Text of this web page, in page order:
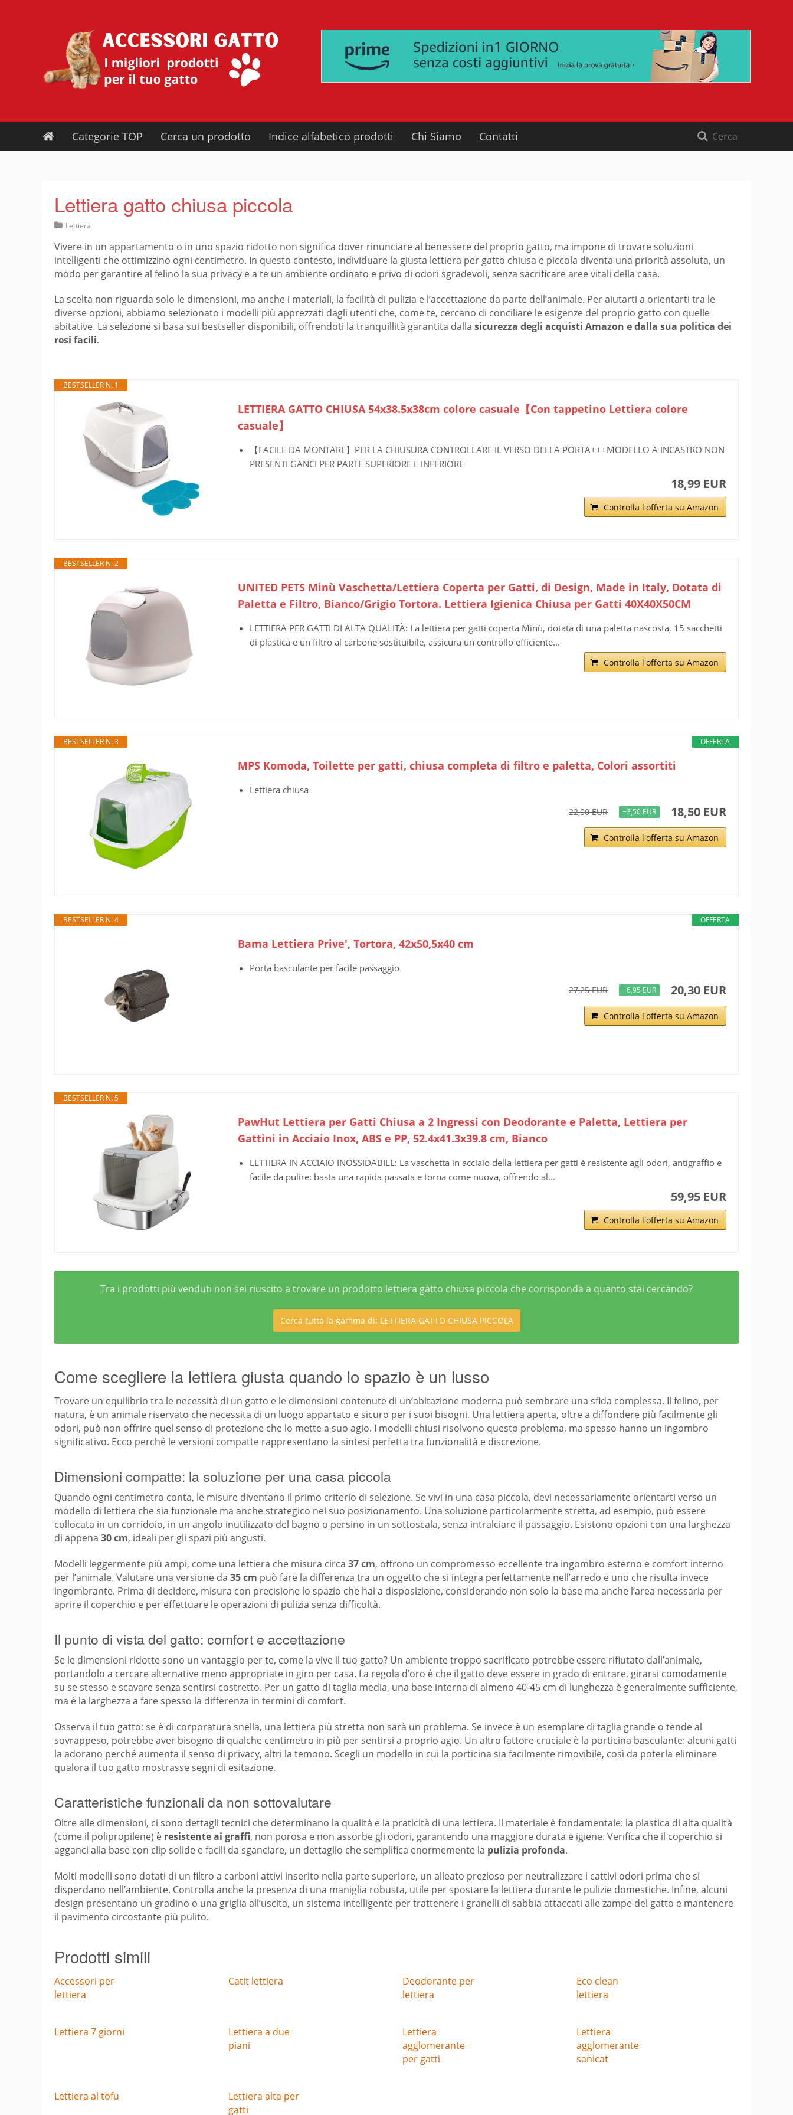
Categorie TOP Cerca un prodotto Indice alfabetico prodotti Chi Siamo Contatti
Lettiera gatto chiusa piccola
Lettiera
Vivere in un appartamento o in uno spazio ridotto non significa dover rinunciare al benessere del proprio gatto, ma impone di trovare soluzioni
intelligenti che ottimizzino ogni centimetro. In questo contesto, individuare la giusta lettiera per gatto chiusa e piccola diventa una priorità assoluta, un
modo per garantire al felino la sua privacy e a te un ambiente ordinato e privo di odori sgradevoli, senza sacrificare aree vitali della casa.
La scelta non riguarda solo le dimensioni, ma anche i materiali, la facilità di pulizia e l’accettazione da parte dell’animale. Per aiutarti a orientarti tra le
diverse opzioni, abbiamo selezionato i modelli più apprezzati dagli utenti che, come te, cercano di conciliare le esigenze del proprio gatto con quelle
abitative. La selezione si basa sui bestseller disponibili, offrendoti la tranquillità garantita dalla sicurezza degli acquisti Amazon e dalla sua politica dei
resi facili.
BESTSELLER N. 1
LETTIERA GATTO CHIUSA 54x38.5x38cm colore casuale【Con tappetino Lettiera colore
casuale】
【FACILE DA MONTARE】PER LA CHIUSURA CONTROLLARE IL VERSO DELLA PORTA+++MODELLO A INCASTRO NON
PRESENTI GANCI PER PARTE SUPERIORE E INFERIORE
18,99 EUR
Controlla l'offerta su Amazon
BESTSELLER N. 2
UNITED PETS Minù Vaschetta/Lettiera Coperta per Gatti, di Design, Made in Italy, Dotata di
Paletta e Filtro, Bianco/Grigio Tortora. Lettiera Igienica Chiusa per Gatti 40X40X50CM
LETTIERA PER GATTI DI ALTA QUALITÀ: La lettiera per gatti coperta Minù, dotata di una paletta nascosta, 15 sacchetti
di plastica e un filtro al carbone sostituibile, assicura un controllo efficiente...
Controlla l'offerta su Amazon
OFFERTA
BESTSELLER N. 3
MPS Komoda, Toilette per gatti, chiusa completa di filtro e paletta, Colori assortiti
Lettiera chiusa
22,00 EUR −3,50 EUR 18,50 EUR
Controlla l'offerta su Amazon
OFFERTA
BESTSELLER N. 4
Bama Lettiera Prive', Tortora, 42x50,5x40 cm
Porta basculante per facile passaggio
27,25 EUR −6,95 EUR 20,30 EUR
Controlla l'offerta su Amazon
BESTSELLER N. 5
PawHut Lettiera per Gatti Chiusa a 2 Ingressi con Deodorante e Paletta, Lettiera per
Gattini in Acciaio Inox, ABS e PP, 52.4x41.3x39.8 cm, Bianco
LETTIERA IN ACCIAIO INOSSIDABILE: La vaschetta in acciaio della lettiera per gatti è resistente agli odori, antigraffio e
facile da pulire: basta una rapida passata e torna come nuova, offrendo al...
59,95 EUR
Controlla l'offerta su Amazon
Tra i prodotti più venduti non sei riuscito a trovare un prodotto lettiera gatto chiusa piccola che corrisponda a quanto stai cercando?
Cerca tutta la gamma di: LETTIERA GATTO CHIUSA PICCOLA
Come scegliere la lettiera giusta quando lo spazio è un lusso
Trovare un equilibrio tra le necessità di un gatto e le dimensioni contenute di un’abitazione moderna può sembrare una sfida complessa. Il felino, per
natura, è un animale riservato che necessita di un luogo appartato e sicuro per i suoi bisogni. Una lettiera aperta, oltre a diffondere più facilmente gli
odori, può non offrire quel senso di protezione che lo mette a suo agio. I modelli chiusi risolvono questo problema, ma spesso hanno un ingombro
significativo. Ecco perché le versioni compatte rappresentano la sintesi perfetta tra funzionalità e discrezione.
Dimensioni compatte: la soluzione per una casa piccola
Quando ogni centimetro conta, le misure diventano il primo criterio di selezione. Se vivi in una casa piccola, devi necessariamente orientarti verso un
modello di lettiera che sia funzionale ma anche strategico nel suo posizionamento. Una soluzione particolarmente stretta, ad esempio, può essere
collocata in un corridoio, in un angolo inutilizzato del bagno o persino in un sottoscala, senza intralciare il passaggio. Esistono opzioni con una larghezza
di appena 30 cm, ideali per gli spazi più angusti.
Modelli leggermente più ampi, come una lettiera che misura circa 37 cm, offrono un compromesso eccellente tra ingombro esterno e comfort interno
per l’animale. Valutare una versione da 35 cm può fare la differenza tra un oggetto che si integra perfettamente nell’arredo e uno che risulta invece
ingombrante. Prima di decidere, misura con precisione lo spazio che hai a disposizione, considerando non solo la base ma anche l’area necessaria per
aprire il coperchio e per effettuare le operazioni di pulizia senza difficoltà.
Il punto di vista del gatto: comfort e accettazione
Se le dimensioni ridotte sono un vantaggio per te, come la vive il tuo gatto? Un ambiente troppo sacrificato potrebbe essere rifiutato dall’animale,
portandolo a cercare alternative meno appropriate in giro per casa. La regola d’oro è che il gatto deve essere in grado di entrare, girarsi comodamente
su se stesso e scavare senza sentirsi costretto. Per un gatto di taglia media, una base interna di almeno 40-45 cm di lunghezza è generalmente sufficiente,
ma è la larghezza a fare spesso la differenza in termini di comfort.
Osserva il tuo gatto: se è di corporatura snella, una lettiera più stretta non sarà un problema. Se invece è un esemplare di taglia grande o tende al
sovrappeso, potrebbe aver bisogno di qualche centimetro in più per sentirsi a proprio agio. Un altro fattore cruciale è la porticina basculante: alcuni gatti
la adorano perché aumenta il senso di privacy, altri la temono. Scegli un modello in cui la porticina sia facilmente rimovibile, così da poterla eliminare
qualora il tuo gatto mostrasse segni di esitazione.
Caratteristiche funzionali da non sottovalutare
Oltre alle dimensioni, ci sono dettagli tecnici che determinano la qualità e la praticità di una lettiera. Il materiale è fondamentale: la plastica di alta qualità
(come il polipropilene) è resistente ai graffi, non porosa e non assorbe gli odori, garantendo una maggiore durata e igiene. Verifica che il coperchio si
agganci alla base con clip solide e facili da sganciare, un dettaglio che semplifica enormemente la pulizia profonda.
Molti modelli sono dotati di un filtro a carboni attivi inserito nella parte superiore, un alleato prezioso per neutralizzare i cattivi odori prima che si
disperdano nell’ambiente. Controlla anche la presenza di una maniglia robusta, utile per spostare la lettiera durante le pulizie domestiche. Infine, alcuni
design presentano un gradino o una griglia all’uscita, un sistema intelligente per trattenere i granelli di sabbia attaccati alle zampe del gatto e mantenere
il pavimento circostante più pulito.
Prodotti simili
Accessori per
lettiera
Catit lettiera
Deodorante per
lettiera
Eco clean
lettiera
Lettiera 7 giorni
Lettiera a due
piani
Lettiera
agglomerante
per gatti
Lettiera
agglomerante
sanicat
Lettiera al tofu
Lettiera alta per
gatti